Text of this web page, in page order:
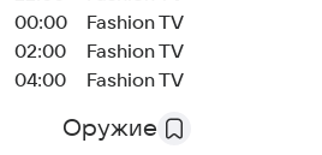
00:00
Fashion TV
02:00
Fashion TV
04:00
Fashion TV
Оружие